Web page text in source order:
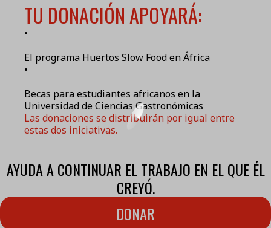
TU DONACIÓN APOYARÁ:
•
El programa Huertos Slow Food en África
•
Becas para estudiantes africanos en la
Universidad de Ciencias Gastronómicas
Las donaciones se distribuirán por igual entre
estas dos iniciativas.
AYUDA A CONTINUAR EL TRABAJO EN EL QUE ÉL
CREYÓ.
DONAR